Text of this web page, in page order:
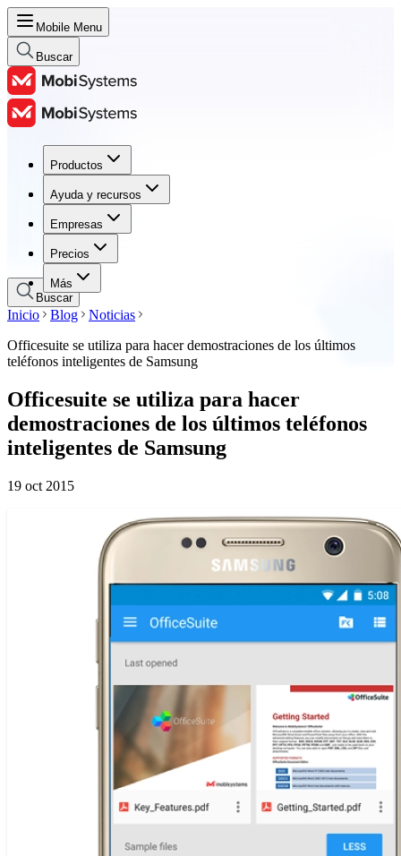
Mobile Menu
Buscar
Productos
Ayuda y recursos
Empresas
Precios
Más
Productos
Ayuda y recursos
Empresas
Precios
Buscar
Inicio Blog
Noticias
Officesuite se utiliza para hacer demostraciones de los últimos
teléfonos inteligentes de Samsung
Officesuite se utiliza para hacer
demostraciones de los últimos teléfonos
inteligentes de Samsung
19 oct 2015